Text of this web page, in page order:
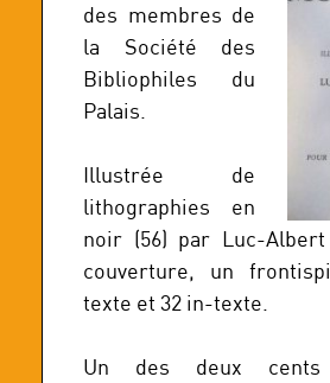
des membres de
la Société des
Bibliophiles du
Palais.
Illustrée de
lithographies en
noir (56) par Luc-
couverture, un
texte et 32 in-texte.
Un des deux cents